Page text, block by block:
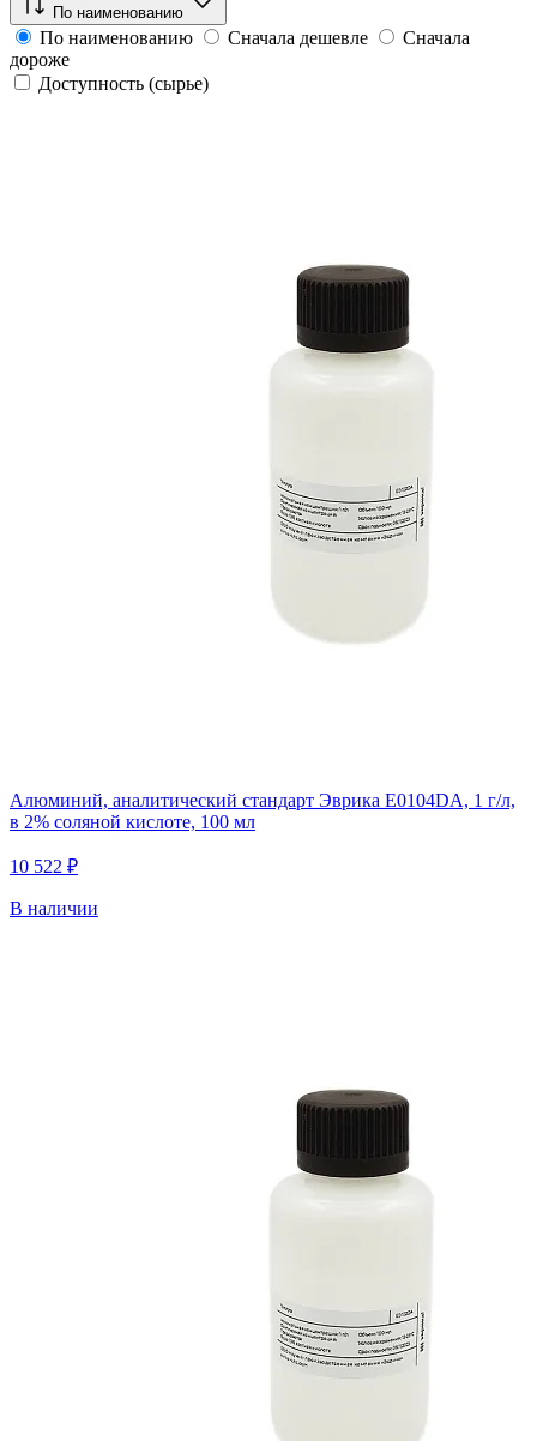
По наименованию
По наименованию Сначала дешевле
Сначала
дороже
Доступность (сырье)
Алюминий, аналитический стандарт Эврика E0104DA, 1 г/л,
в 2% соляной кислоте, 100 мл
10 522 ₽
В наличии